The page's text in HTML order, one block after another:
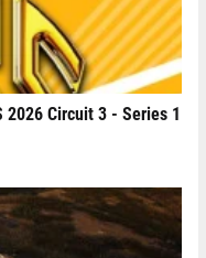
2026 Circuit 3 - Series 1